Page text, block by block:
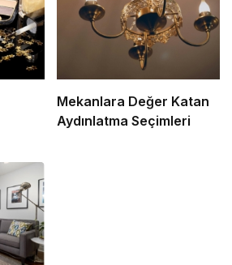
Mekanlara Değer Katan
Aydınlatma Seçimleri